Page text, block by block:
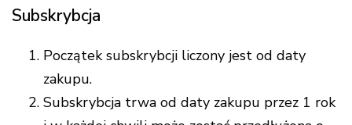
Subskrybcja
Początek subskrybcji liczony jest od daty
zakupu.
Subskrybcja trwa od daty zakupu przez 1 rok